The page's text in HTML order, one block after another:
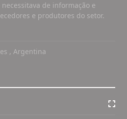
de informação e
e produtores do setor.
, Argentina